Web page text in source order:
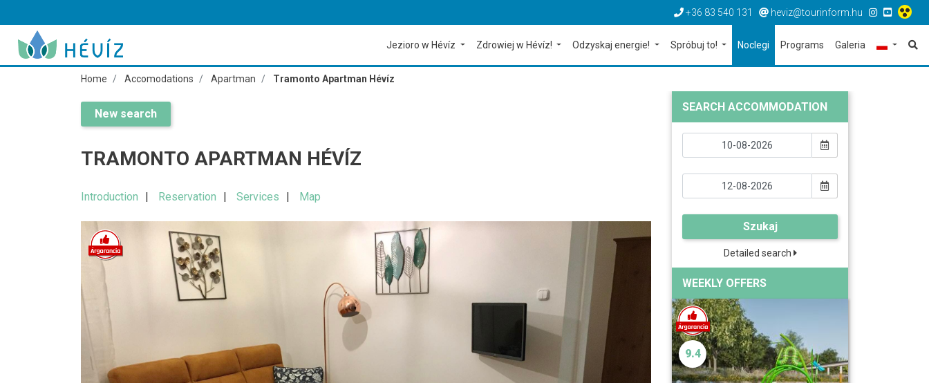
+36 83 540 131 heviz@tourinform.hu
Jezioro w Hévíz Zdrowiej w Hévíz! Odzyskaj energie! Spróbuj to! Noclegi Programs Galeria
Home Accomodations Apartman Tramonto Apartman Hévíz
New search
TRAMONTO APARTMAN HÉVÍZ
Introduction Reservation Services Map
SEARCH ACCOMMODATION
Szukaj
Detailed search
WEEKLY OFFERS
9.4